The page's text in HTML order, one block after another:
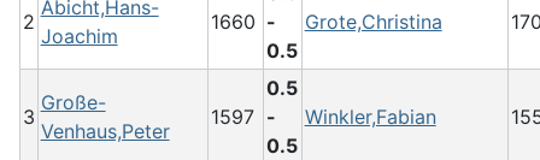
2
Abicht,Hans-
Joachim
1660 -
0.5
Grote,Christina
3
Große-
Venhaus,Peter
1597
0.5
-
0.5
Winkler,Fabian